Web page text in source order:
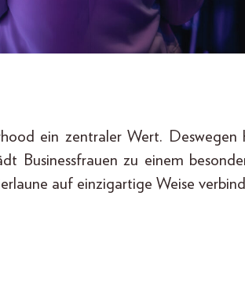
ein zentraler Wert. Deswegen
Businessfrauen zu einem
auf einzigartige Weise